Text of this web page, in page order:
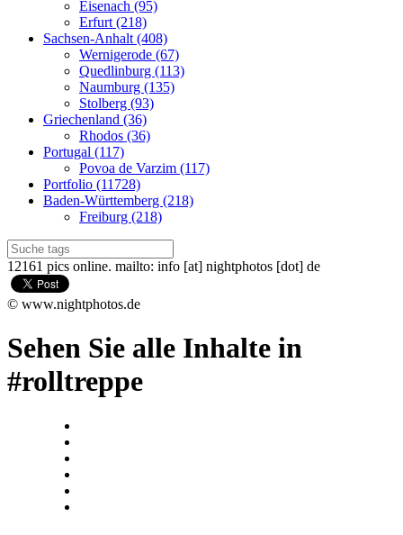
Eisenach (95)
Erfurt (218)
Sachsen-Anhalt (408)
Wernigerode (67)
Quedlinburg (113)
Naumburg (135)
Stolberg (93)
Griechenland (36)
Rhodos (36)
Portugal (117)
Povoa de Varzim (117)
Portfolio (11728)
Baden-Württemberg (218)
Freiburg (218)
12161 pics online. mailto: info [at] nightphotos [dot] de
© www.nightphotos.de
Sehen Sie alle Inhalte in
#rolltreppe